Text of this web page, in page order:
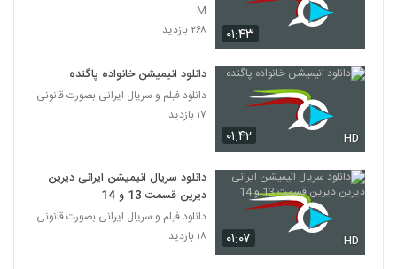
۰۱:۴۳
M
۲۶۸ بازدید
۰۱:۴۲ HD
دانلود انیمیشن خانواده پاگنده
دانلود فیلم و سریال ایرانی بصورت قانونی
۱۷ بازدید
۰۱:۰۷ HD
دانلود سریال انیمیشن ایرانی دیرین
دیرین قسمت 13 و 14
دانلود فیلم و سریال ایرانی بصورت قانونی
۱۸ بازدید